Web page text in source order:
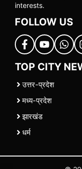
interests.
FOLLOW US
TOP CITY
उत्तर-प्रदेश
मध्य-प्रदेश
झारखंड
धर्म